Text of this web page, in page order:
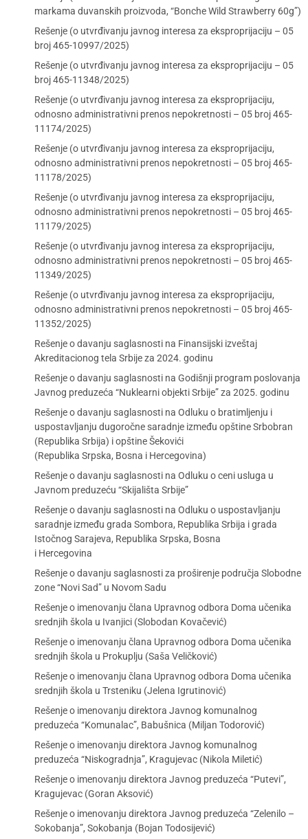
markama duvanskih proizvoda, “Bonche Wild Strawberry 60g”)
Rešenje (o utvrđivanju javnog interesa za eksproprijaciju – 05
broj 465-10997/2025)
Rešenje (o utvrđivanju javnog interesa za eksproprijaciju – 05
broj 465-11348/2025)
Rešenje (o utvrđivanju javnog interesa za eksproprijaciju,
odnosno administrativni prenos nepokretnosti – 05 broj 465-
11174/2025)
Rešenje (o utvrđivanju javnog interesa za eksproprijaciju,
odnosno administrativni prenos nepokretnosti – 05 broj 465-
11178/2025)
Rešenje (o utvrđivanju javnog interesa za eksproprijaciju,
odnosno administrativni prenos nepokretnosti – 05 broj 465-
11179/2025)
Rešenje (o utvrđivanju javnog interesa za eksproprijaciju,
odnosno administrativni prenos nepokretnosti – 05 broj 465-
11349/2025)
Rešenje (o utvrđivanju javnog interesa za eksproprijaciju,
odnosno administrativni prenos nepokretnosti – 05 broj 465-
11352/2025)
Rešenje o davanju saglasnosti na Finansijski izveštaj
Akreditacionog tela Srbije za 2024. godinu
Rešenje o davanju saglasnosti na Godišnji program poslovanja
Javnog preduzeća “Nuklearni objekti Srbije” za 2025. godinu
Rešenje o davanju saglasnosti na Odluku o bratimljenju i
uspostavljanju dugoročne saradnje između opštine Srbobran
(Republika Srbija) i opštine Šekovići
(Republika Srpska, Bosna i Hercegovina)
Rešenje o davanju saglasnosti na Odluku o ceni usluga u
Javnom preduzeću “Skijališta Srbije”
Rešenje o davanju saglasnosti na Odluku o uspostavljanju
saradnje između grada Sombora, Republika Srbija i grada
Istočnog Sarajeva, Republika Srpska, Bosna
i Hercegovina
Rešenje o davanju saglasnosti za proširenje područja Slobodne
zone “Novi Sad” u Novom Sadu
Rešenje o imenovanju člana Upravnog odbora Doma učenika
srednjih škola u Ivanjici (Slobodan Kovačević)
Rešenje o imenovanju člana Upravnog odbora Doma učenika
srednjih škola u Prokuplju (Saša Veličković)
Rešenje o imenovanju člana Upravnog odbora Doma učenika
srednjih škola u Trsteniku (Jelena Igrutinović)
Rešenje o imenovanju direktora Javnog komunalnog
preduzeća “Komunalac”, Babušnica (Miljan Todorović)
Rešenje o imenovanju direktora Javnog komunalnog
preduzeća “Niskogradnja”, Kragujevac (Nikola Miletić)
Rešenje o imenovanju direktora Javnog preduzeća “Putevi”,
Kragujevac (Goran Aksović)
Rešenje o imenovanju direktora Javnog preduzeća “Zelenilo –
Sokobanja”, Sokobanja (Bojan Todosijević)